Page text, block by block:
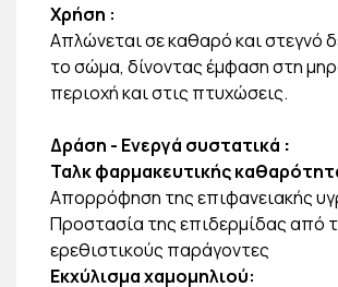
Χρήση :
Απλώνεται σε καθαρό και στεγνό
το σώμα, δίνοντας έμφαση στη
περιοχή και στις πτυχώσεις.
Δράση - Ενεργά συστατικά :
Ταλκ φαρμακευτικής
Απορρόφηση της επιφανειακής
Προστασία της επιδερμίδας από
ερεθιστικούς παράγοντες
Εκχύλισμα χαμομηλιού: